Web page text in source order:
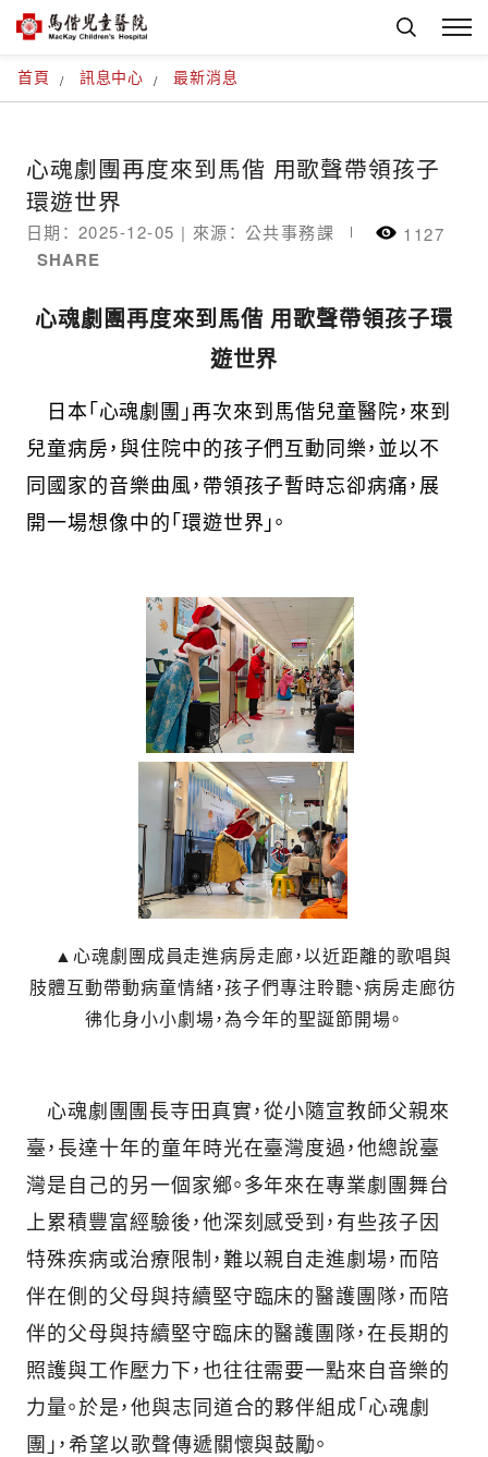
首頁 訊息中心 最新消息
心魂劇團再度來到馬偕 用歌聲帶領孩子
環遊世界
日期： 2025-12-05 | 來源： 公共事務課 1127
SHARE
心魂劇團再度來到馬偕 用歌聲帶領孩子環
遊世界
日本「心魂劇團」再次來到馬偕兒童醫院，來到
兒童病房，與住院中的孩子們互動同樂，並以不
同國家的音樂曲風，帶領孩子暫時忘卻病痛，展
開一場想像中的「環遊世界」。
▲心魂劇團成員走進病房走廊，以近距離的歌唱與
肢體互動帶動病童情緒，孩子們專注聆聽、病房走廊彷
彿化身小小劇場，為今年的聖誕節開場。
心魂劇團團長寺田真實，從小隨宣教師父親來
臺，長達十年的童年時光在臺灣度過，他總說臺
灣是自己的另一個家鄉。多年來在專業劇團舞台
上累積豐富經驗後，他深刻感受到，有些孩子因
特殊疾病或治療限制，難以親自走進劇場，而陪
伴在側的父母與持續堅守臨床的醫護團隊，而陪
伴的父母與持續堅守臨床的醫護團隊，在長期的
照護與工作壓力下，也往往需要一點來自音樂的
力量。於是，他與志同道合的夥伴組成「心魂劇
團」，希望以歌聲傳遞關懷與鼓勵。